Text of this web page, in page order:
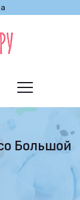
Большой